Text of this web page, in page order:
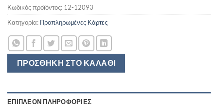
ΠΡΟΣΘΉΚΗ ΣΤΟ ΚΑΛΆΘΙ
Κωδικός προϊόντος: 12-12093
Κατηγορία: Προπληρωμένες Κάρτες
ΕΠΙΠΛΈΟΝ ΠΛΗΡΟΦΟΡΊΕΣ